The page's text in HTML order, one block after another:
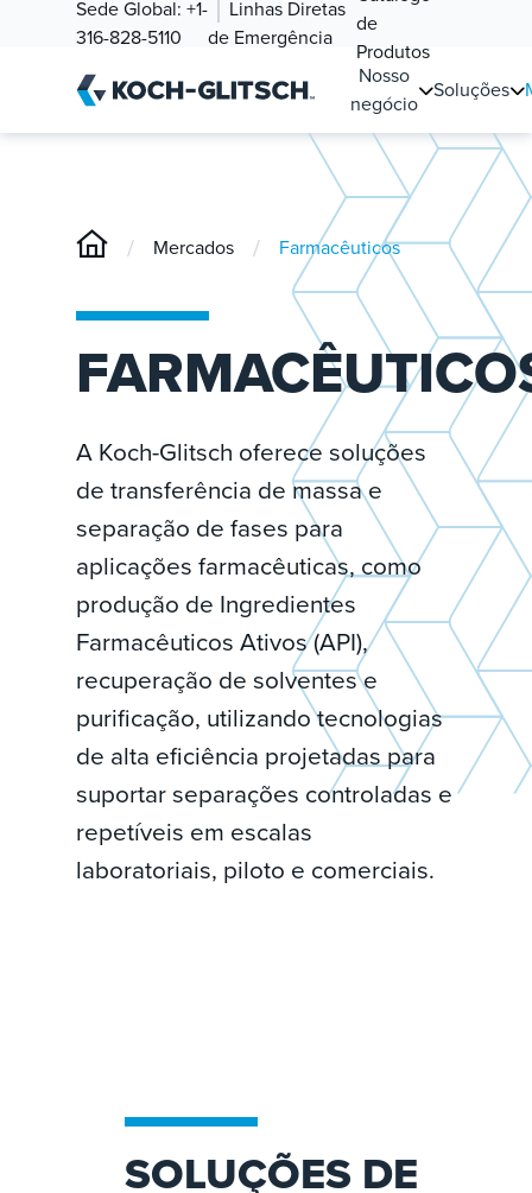
Sede Global: +1-
316-828-5110
Linhas Diretas
de Emergência
de
Produtos
Nosso
negócio
Soluções
/ Mercados / Farmacêuticos
A Koch-Glitsch oferece soluções
de transferência de massa e
separação de fases para
aplicações farmacêuticas, como
produção de Ingredientes
Farmacêuticos Ativos (API),
recuperação de solventes e
purificação, utilizando tecnologias
de alta eficiência projetadas para
suportar separações controladas e
repetíveis em escalas
laboratoriais, piloto e comerciais.
SOLUÇÕES DE